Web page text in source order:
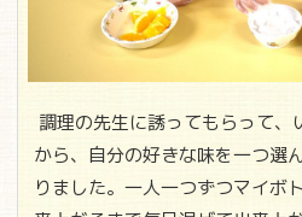
調理の先生に誘ってもらって、
から、自分の好きな味を一つ選
りました。一人一つずつマイボ